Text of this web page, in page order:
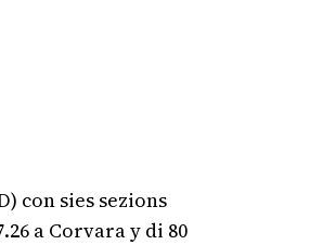
con sies sezions
a Corvara y di 80